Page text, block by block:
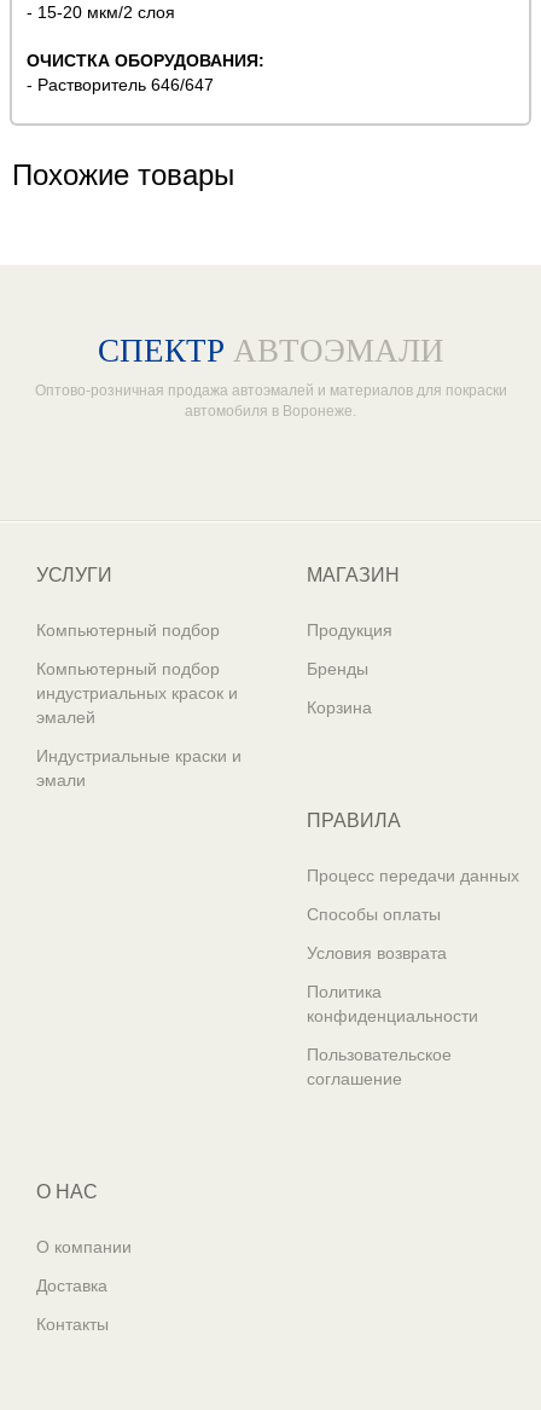
- 15-20 мкм/2 слоя
ОЧИСТКА ОБОРУДОВАНИЯ:
- Растворитель 646/647
Похожие товары
СПЕКТР АВТОЭМАЛИ
Оптово-розничная продажа автоэмалей и материалов для покраски
автомобиля в Воронеже.
УСЛУГИ
Компьютерный подбор
Компьютерный подбор
индустриальных красок и
эмалей
Индустриальные краски и
эмали
МАГАЗИН
Продукция
Бренды
Корзина
ПРАВИЛА
Процесс передачи данных
Способы оплаты
Условия возврата
Политика
конфиденциальности
Пользовательское
соглашение
О НАС
О компании
Доставка
Контакты